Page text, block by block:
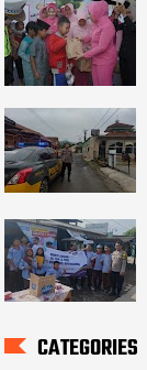
CATEGORIES